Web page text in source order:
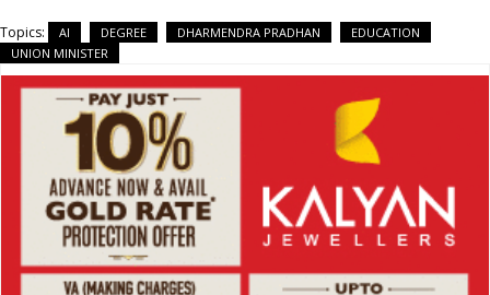
Topics: AI DEGREE DHARMENDRA PRADHAN
EDUCATION
UNION MINISTER